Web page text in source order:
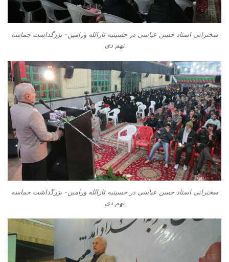
سخنرانی استاد حسن عباسی در حسینیه ثارالله ورامین- بزرگداشت حماسه
نهم دی
سخنرانی استاد حسن عباسی در حسینیه ثارالله ورامین- بزرگداشت حماسه
نهم دی